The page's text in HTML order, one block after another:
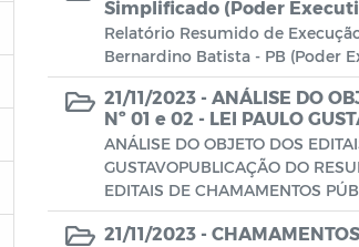
Simplificado (Poder
Relatório Resumido de
Bernardino Batista - PB (Poder
21/11/2023 - ANÁLISE DO
Nº 01 e 02 - LEI PAULO
ANÁLISE DO OBJETO DOS
GUSTAVOPUBLICAÇÃO DO
EDITAIS DE CHAMAMENTOS
21/11/2023 -